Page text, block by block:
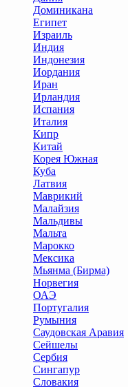
Доминикана
Египет
Израиль
Индия
Индонезия
Иордания
Иран
Ирландия
Испания
Италия
Кипр
Китай
Корея Южная
Куба
Латвия
Маврикий
Малайзия
Мальдивы
Мальта
Марокко
Мексика
Мьянма (Бирма)
Норвегия
ОАЭ
Португалия
Румыния
Саудовская Аравия
Сейшелы
Сербия
Сингапур
Словакия